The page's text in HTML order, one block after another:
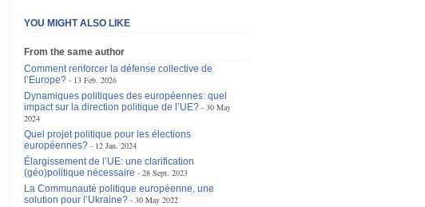
YOU MIGHT ALSO LIKE
From the same author
Comment renforcer la défense collective de
l’Europe?
13 Feb. 2026
Dynamiques politiques des européennes: quel
impact sur la direction politique de l’UE?
30 May
2024
Quel projet politique pour les élections
européennes?
12 Jan. 2024
Élargissement de l’UE: une clarification
(géo)politique nécessaire
28 Sept. 2023
La Communauté politique européenne, une
solution pour l’Ukraine?
30 May 2022